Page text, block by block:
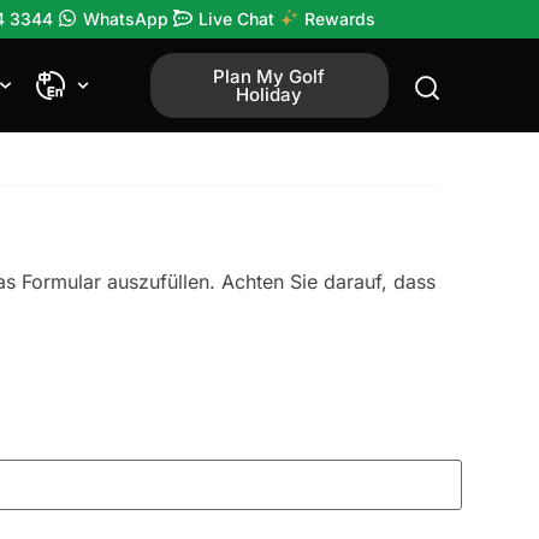
3344 WhatsApp Live Chat Rewards
Plan My Golf
Holiday
Formular auszufüllen. Achten Sie darauf, dass